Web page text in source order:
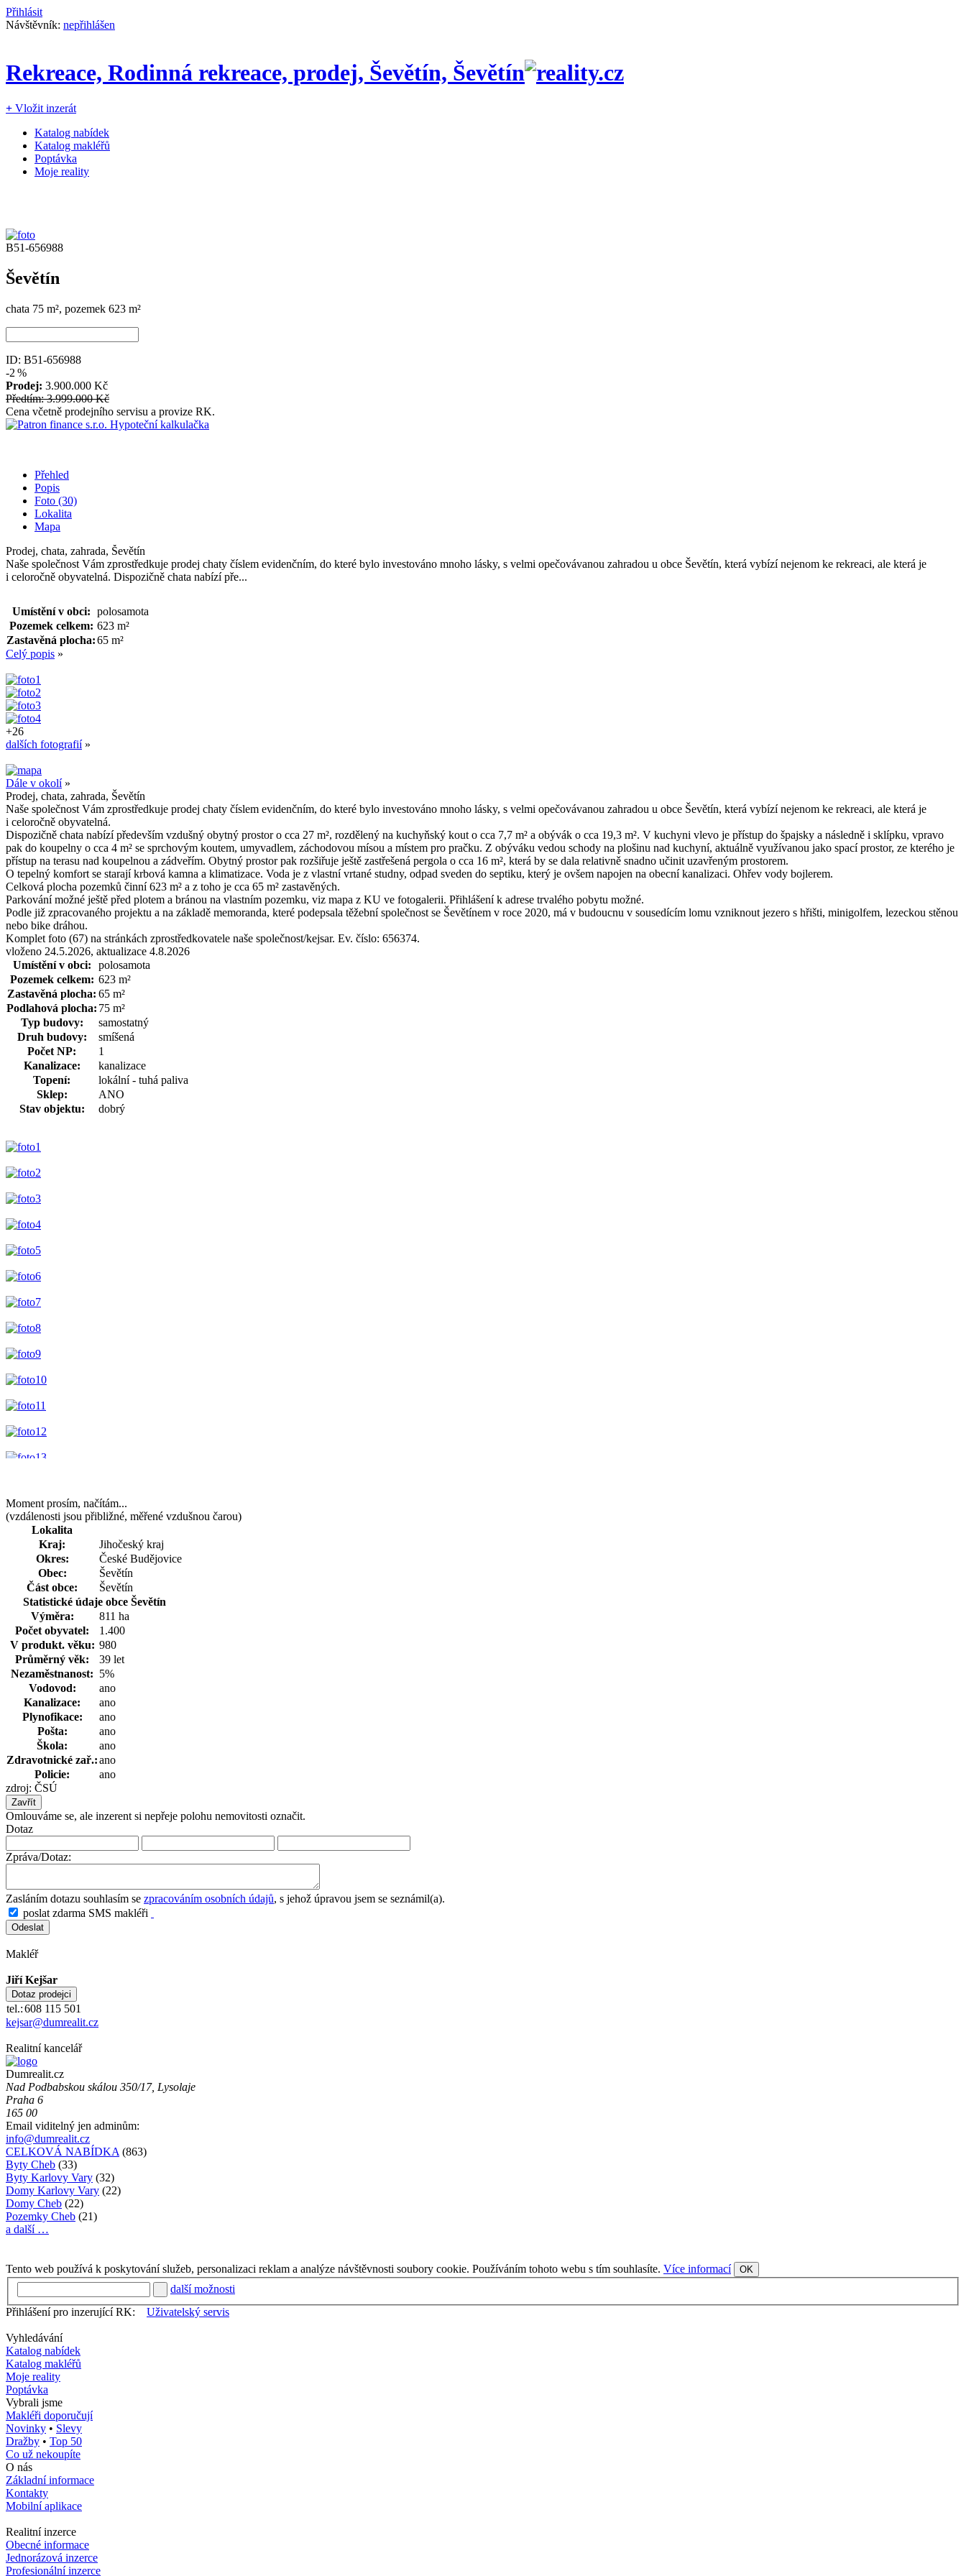
Přihlásit
Návštěvník: nepřihlášen
Rekreace, Rodinná rekreace, prodej, Ševětín, Ševětín
+ Vložit inzerát
Katalog nabídek
Katalog makléřů
Poptávka
Moje reality
B51-656988
Ševětín
chata 75 m², pozemek 623 m²
ID: B51-656988
-2 %
Prodej: 3.900.000 Kč
Předtím: 3.999.000 Kč
Cena včetně prodejního servisu a provize RK.
Hypoteční kalkulačka
Přehled
Popis
Foto (30)
Lokalita
Mapa
Prodej, chata, zahrada, Ševětín
Naše společnost Vám zprostředkuje prodej chaty číslem evidenčním, do které bylo investováno mnoho lásky, s velmi opečovávanou zahradou u obce Ševětín, která vybízí nejenom ke rekreaci, ale která je
i celoročně obyvatelná. Dispozičně chata nabízí pře...
Umístění v obci: polosamota
Pozemek celkem: 623 m²
Zastavěná plocha:65 m²
Celý popis »
+26
dalších fotografií»
Dále v okolí»
Prodej, chata, zahrada, Ševětín
Naše společnost Vám zprostředkuje prodej chaty číslem evidenčním, do které bylo investováno mnoho lásky, s velmi opečovávanou zahradou u obce Ševětín, která vybízí nejenom ke rekreaci, ale která je
i celoročně obyvatelná.
Dispozičně chata nabízí především vzdušný obytný prostor o cca 27 m², rozdělený na kuchyňský kout o cca 7,7 m² a obývák o cca 19,3 m². V kuchyni vlevo je přístup do špajsky a následně i sklípku, vpravo
pak do koupelny o cca 4 m² se sprchovým koutem, umyvadlem, záchodovou mísou a místem pro pračku. Z obýváku vedou schody na plošinu nad kuchyní, aktuálně využívanou jako spací prostor, ze kterého je
přístup na terasu nad koupelnou a zádveřím. Obytný prostor pak rozšiřuje ještě zastřešená pergola o cca 16 m², která by se dala relativně snadno učinit uzavřeným prostorem.
O tepelný komfort se starají krbová kamna a klimatizace. Voda je z vlastní vrtané studny, odpad sveden do septiku, který je ovšem napojen na obecní kanalizaci. Ohřev vody bojlerem.
Celková plocha pozemků činní 623 m² a z toho je cca 65 m² zastavěných.
Parkování možné ještě před plotem a bránou na vlastním pozemku, viz mapa z KU ve fotogalerii. Přihlášení k adrese trvalého pobytu možné.
Podle již zpracovaného projektu a na základě memoranda, které podepsala těžební společnost se Ševětínem v roce 2020, má v budoucnu v sousedícím lomu vzniknout jezero s hřišti, minigolfem, lezeckou stěnou
nebo bike dráhou.
Komplet foto (67) na stránkách zprostředkovatele naše společnost/kejsar. Ev. číslo: 656374.
vloženo 24.5.2026, aktualizace 4.8.2026
Umístění v obci:
polosamota
Pozemek celkem: 623 m²
Zastavěná plocha: 65 m²
Podlahová plocha: 75 m²
Typ budovy:
samostatný
Druh budovy:
smíšená
Počet NP:
1
Kanalizace:
kanalizace
Topení:
lokální - tuhá paliva
Sklep:
ANO
Stav objektu:
dobrý
Moment prosím, načítám...
(vzdálenosti jsou přibližné, měřené vzdušnou čarou)
Lokalita
Kraj:
Jihočeský kraj
Okres:
České Budějovice
Obec:
Ševětín
Část obce:
Ševětín
Statistické údaje obce Ševětín
Výměra:
811 ha
Počet obyvatel:
1.400
V produkt. věku: 980
Průměrný věk:
39 let
Nezaměstnanost: 5%
Vodovod:
ano
Kanalizace:
ano
Plynofikace:
ano
Pošta:
ano
Škola:
ano
Zdravotnické zař.:ano
Policie:
ano
zdroj: ČSÚ
Zavřít
Omlouváme se, ale inzerent si nepřeje polohu nemovitosti označit.
Dotaz
Zpráva/Dotaz:
Zasláním dotazu souhlasím se zpracováním osobních údajů, s jehož úpravou jsem se seznámil(a).
poslat zdarma SMS makléři
Makléř
Jiří Kejšar
tel.:608 115 501
kejsar@dumrealit.cz
Realitní kancelář
Dumrealit.cz
Nad Podbabskou skálou 350/17, Lysolaje
Praha 6
165 00
Email viditelný jen adminům:
info@dumrealit.cz
CELKOVÁ NABÍDKA (863)
Byty Cheb (33)
Byty Karlovy Vary (32)
Domy Karlovy Vary (22)
Domy Cheb (22)
Pozemky Cheb (21)
a další …
Tento web používá k poskytování služeb, personalizaci reklam a analýze návštěvnosti soubory cookie. Používáním tohoto webu s tím souhlasíte. Více informací OK
další možnosti
Přihlášení pro inzerující RK:
Uživatelský servis
Vyhledávání
Katalog nabídek
Katalog makléřů
Moje reality
Poptávka
Vybrali jsme
Makléři doporučují
Novinky • Slevy
Dražby • Top 50
Co už nekoupíte
O nás
Základní informace
Kontakty
Mobilní aplikace
Realitní inzerce
Obecné informace
Jednorázová inzerce
Profesionální inzerce